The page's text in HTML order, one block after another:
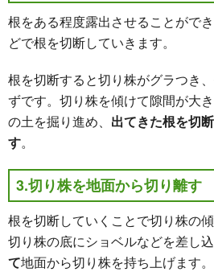
根をある程度露出させることがで
どで根を切断していきます。
根を切断すると切り株がグラつき
ずです。切り株を傾けて隙間が大
の土を掘り進め、 出てきた根を切
す。
3.切り株を地面から切り離す
根を切断していくことで切り株の
切り株の底にショベルなどを差し込
て地面から切り株を持ち上げます。